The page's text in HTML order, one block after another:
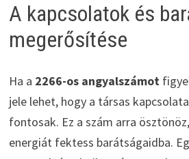
A kapcsolatok és
megerősítése
Ha a 2266-os angyalszámot
jele lehet, hogy a társas
fontosak. Ez a szám arra
energiát fektess barátságaidba.